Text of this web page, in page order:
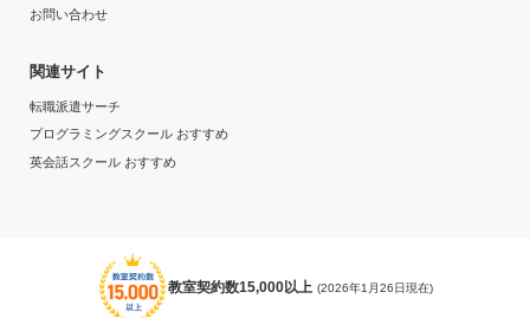
お問い合わせ
関連サイト
転職派遣サーチ
プログラミングスクール おすすめ
英会話スクール おすすめ
教室契約数15,000以上 (2026年1月26日現在)